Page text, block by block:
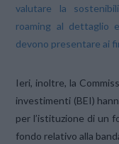
valutare la
roaming al dettaglio
devono presentare ai
Ieri, inoltre, la
investimenti (BEI)
per l’istituzione di un
fondo relativo alla